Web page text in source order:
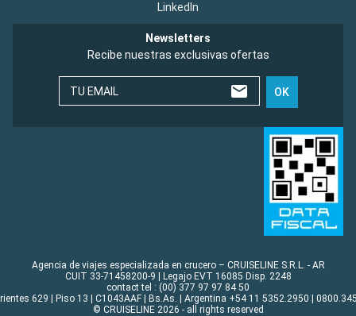
LinkedIn
Newsletters
Recibe nuestras exclusivas ofertas
TU EMAIL OK
Agencia de viajes especializada en crucero – CRUISELINE S.R.L. - AR
CUIT 33-71458200-9 | Legajo EVT 16085 Disp. 2248
contact tel : (00) 377 97 97 84 50
629 | Piso 13 | C1043AAF | Bs.As. | Argentina +54 11 5352.2950 |
© CRUISELINE 2026 - all rights reserved